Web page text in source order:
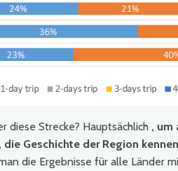
diese Strecke? Hauptsächlich , um
die Geschichte der Region
die Ergebnisse für alle Länder